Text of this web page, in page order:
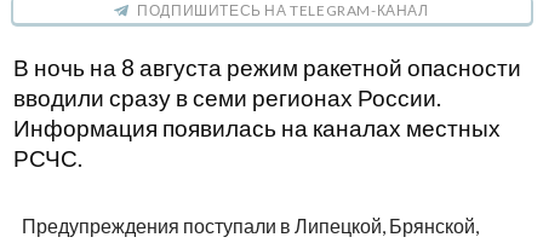
ПОДПИШИТЕСЬ НА TELEGRAM-КАНАЛ
В ночь на 8 августа режим ракетной опасности
вводили сразу в семи регионах России.
Информация появилась на каналах местных
РСЧС.
Предупреждения поступали в Липецкой, Брянской,